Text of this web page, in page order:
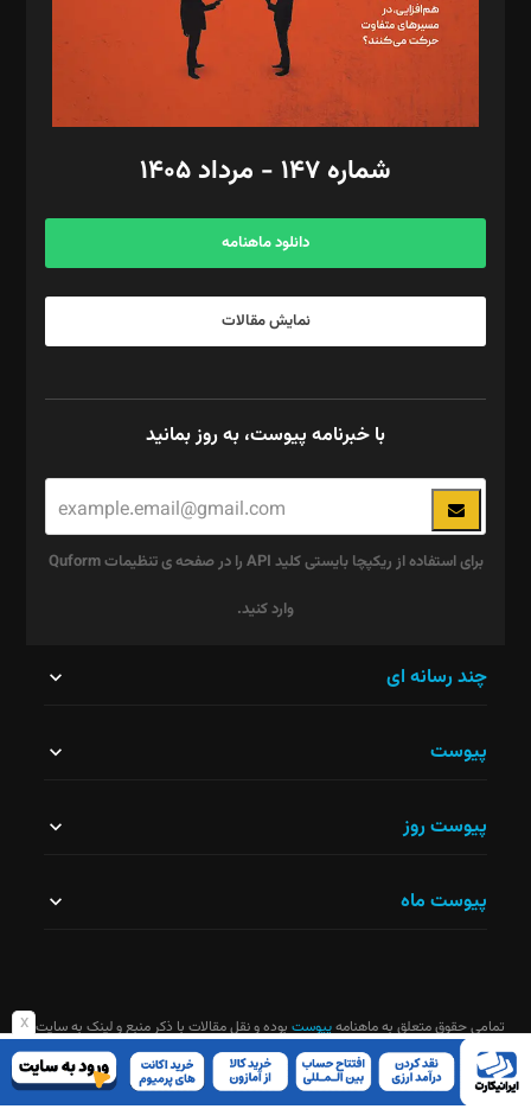
x
فیلمبرداری و عکاسی: امیر شفیعی، مانی لطفی زاده
گرافیک و صفحه‌آرایی: سید‌سبحان‌علی ثابت
مد‌یر توسعه تجاری: کامبیز برید‌
امور مالی: شاپور رهبری، محمد‌ کاظمی‌نیا
آگهی و مشترکین: ۰۹۱۹۹۹۹۰۴۵۴
شماره ۱۴۷ - مرداد ۱۴۰۵
دانلود ماهنامه
نمایش مقالات
با خبرنامه پیوست، به روز بمانید
برای استفاده از ریکپچا بایستی کلید API را در صفحه ی تنظیمات Quform
وارد کنید.
نباید
شود.
چند رسانه ای
پیوست
پیوست روز
پیوست ماه
تمامی حقوق متعلق به ماهنامهپیوست بوده و نقل مقالات با ذکر منبع و لینک به سایت
ماهنامه آزاد است